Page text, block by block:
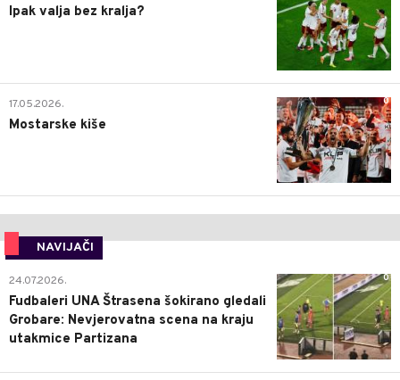
Ipak valja bez kralja?
0
17.05.2026.
Mostarske kiše
NAVIJAČI
0
24.07.2026.
Fudbaleri UNA Štrasena šokirano gledali
Grobare: Nevjerovatna scena na kraju
utakmice Partizana